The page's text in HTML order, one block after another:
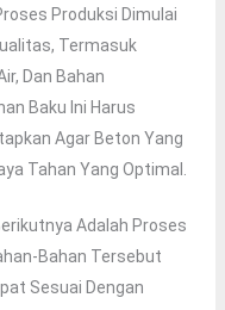
Produksi Dimulai
Termasuk
Dan Bahan
Baku Ini Harus
Agar Beton Yang
Tahan Yang Optimal.
Adalah Proses
Bahan Tersebut
Sesuai Dengan